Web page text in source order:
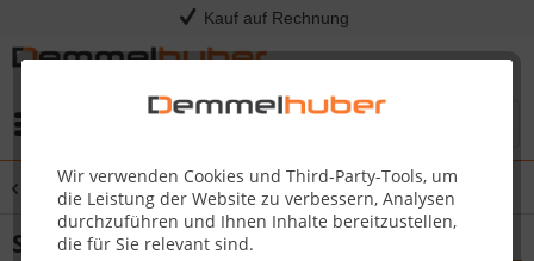
Kauf auf Rechnung
Wir verwenden Cookies und Third-Party-Tools, um
die Leistung der Website zu verbessern, Analysen
durchzuführen und Ihnen Inhalte bereitzustellen,
die für Sie relevant sind.
Übersicht Sprüh- und Spritzgeräte
Sprühgerät Satz ULV-Düse